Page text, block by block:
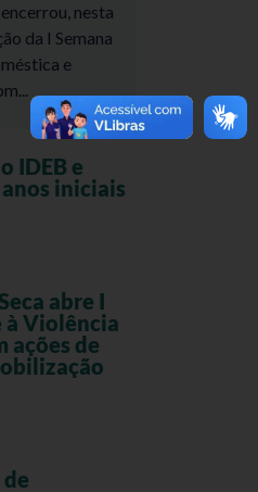
nesta
da I Semana
e
IDEB e
iniciais
abre I
à Violência
ações de